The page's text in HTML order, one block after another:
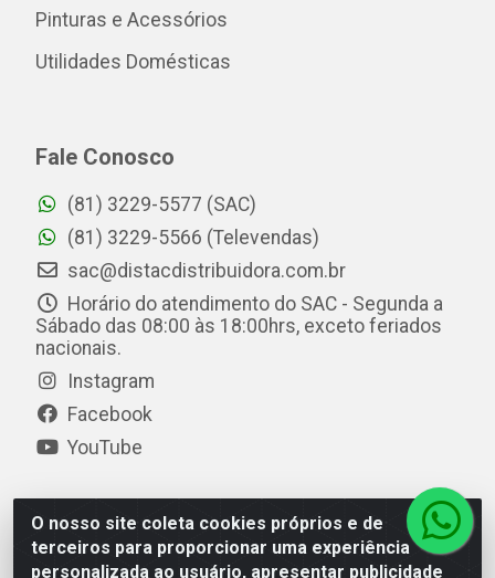
O nosso site coleta cookies próprios e de
terceiros para proporcionar uma experiência
personalizada ao usuário, apresentar publicidade
Pinturas e Acessórios
Utilidades Domésticas
Fale Conosco
(81) 3229-5577 (SAC)
(81) 3229-5566 (Televendas)
sac@distacdistribuidora.com.br
Horário do atendimento do SAC - Segunda a
Sábado das 08:00 às 18:00hrs, exceto feriados
nacionais.
Instagram
Facebook
YouTube
Distac Distribuidora - Av. Durval de Góes Monteiro, 7049
- Jardim Petrópolis - Maceió/AL - CEP 57061-000 - CNPJ